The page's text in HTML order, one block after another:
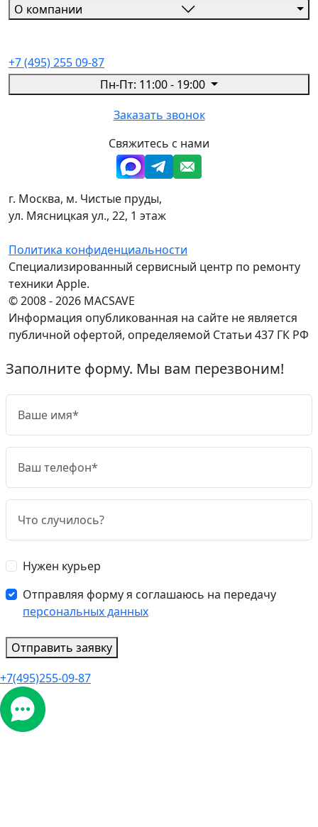
О компании
+7 (495) 255 09-87
Пн-Пт: 11:00 - 19:00
Заказать звонок
Свяжитесь с нами
г. Москва, м. Чистые пруды,
ул. Мясницкая ул., 22, 1 этаж
Политика конфиденциальности
Специализированный сервисный центр по ремонту
техники Apple.
© 2008 - 2026 MACSAVE
Информация опубликованная на сайте не является
публичной офертой, определяемой Статьи 437 ГК РФ
Заполните форму. Мы вам перезвоним!
Нужен курьер
Отправляя форму я соглашаюсь на передачу
персональных данных
Отправить заявку
+7(495)255-09-87